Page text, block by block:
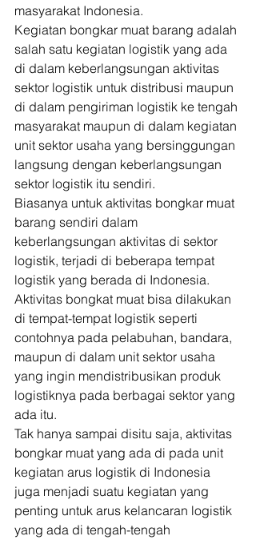
masyarakat Indonesia.
Kegiatan bongkar muat barang adalah
salah satu kegiatan logistik yang ada
di dalam keberlangsungan aktivitas
sektor logistik untuk distribusi maupun
di dalam pengiriman logistik ke tengah
masyarakat maupun di dalam kegiatan
unit sektor usaha yang bersinggungan
langsung dengan keberlangsungan
sektor logistik itu sendiri.
Biasanya untuk aktivitas bongkar muat
barang sendiri dalam
keberlangsungan aktivitas di sektor
logistik, terjadi di beberapa tempat
logistik yang berada di Indonesia.
Aktivitas bongkat muat bisa dilakukan
di tempat-tempat logistik seperti
contohnya pada pelabuhan, bandara,
maupun di dalam unit sektor usaha
yang ingin mendistribusikan produk
logistiknya pada berbagai sektor yang
ada itu.
Tak hanya sampai disitu saja, aktivitas
bongkar muat yang ada di pada unit
kegiatan arus logistik di Indonesia
juga menjadi suatu kegiatan yang
penting untuk arus kelancaran logistik
yang ada di tengah-tengah